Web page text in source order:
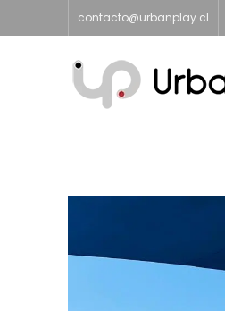
contacto@urbanplay.cl